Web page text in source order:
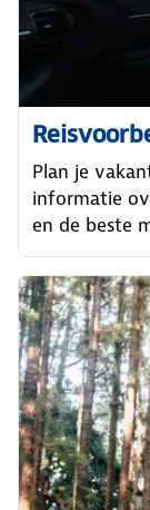
Plan je
informatie
en de beste